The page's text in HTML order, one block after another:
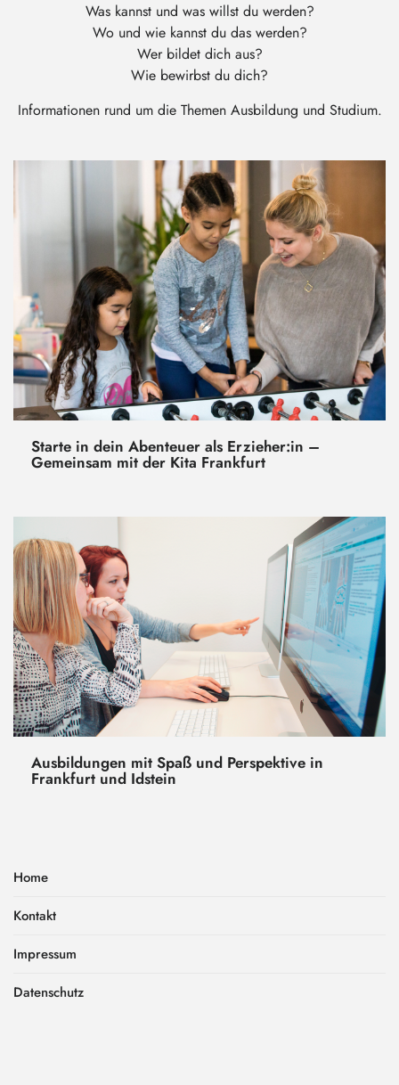
Was kannst und was willst du werden?
Wo und wie kannst du das werden?
Wer bildet dich aus?
Wie bewirbst du dich?
Informationen rund um die Themen Ausbildung und Studium.
Starte in dein Abenteuer als Erzieher:in –
Gemeinsam mit der Kita Frankfurt
Ausbildungen mit Spaß und Perspektive in
Frankfurt und Idstein
Home
Kontakt
Impressum
Datenschutz